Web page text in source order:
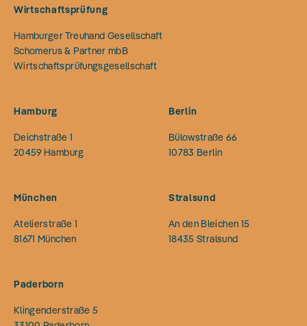
Wirtschaftsprüfung
Hamburger Treuhand Gesellschaft
Schomerus & Partner mbB
Wirtschaftsprüfungsgesellschaft
Hamburg
Deichstraße 1
20459 Hamburg
Berlin
Bülowstraße 66
10783 Berlin
München
Atelierstraße 1
81671 München
Stralsund
An den Bleichen 15
18435 Stralsund
Paderborn
Klingenderstraße 5